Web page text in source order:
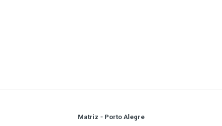
- 1 cabo de energia
Your Name
Matriz - Porto Alegre